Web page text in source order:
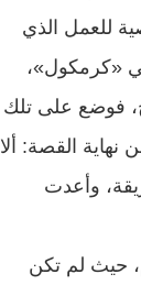
للعمل الذي
«كرمكول»،
فوضع على تلك
القصة: ألا
وأعدت
حيث لم تكن